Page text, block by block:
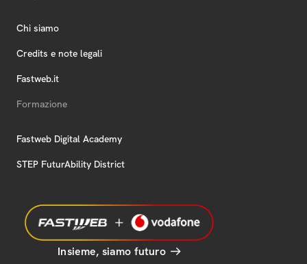
Chi siamo
Credits e note legali
Fastweb.it
Formazione
Fastweb Digital Academy
STEP FuturAbility District
Insieme, siamo futuro